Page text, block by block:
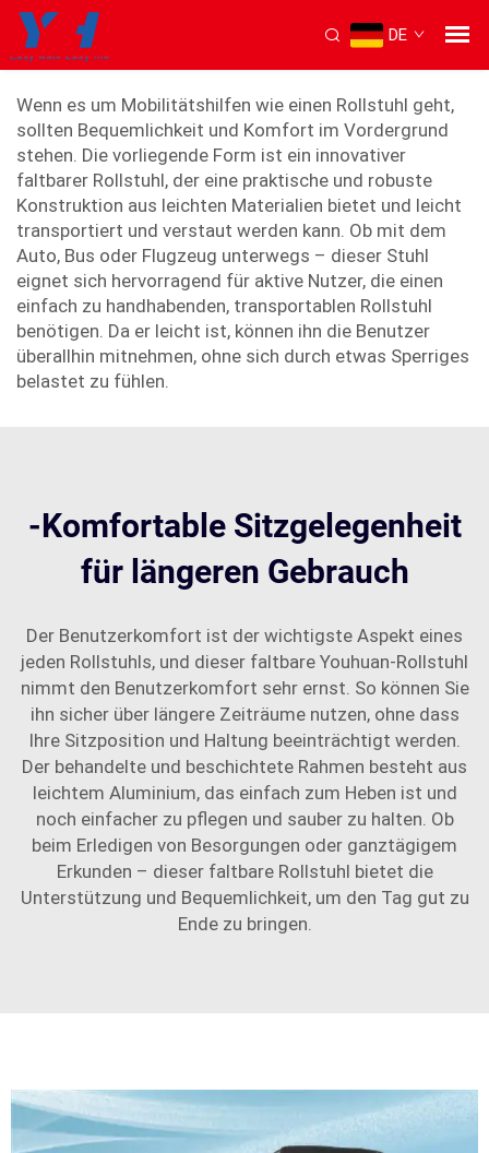
DE
klappbarer Rollstuhl
Wenn es um Mobilitätshilfen wie einen Rollstuhl geht,
sollten Bequemlichkeit und Komfort im Vordergrund
stehen. Die vorliegende Form ist ein innovativer
faltbarer Rollstuhl, der eine praktische und robuste
Konstruktion aus leichten Materialien bietet und leicht
transportiert und verstaut werden kann. Ob mit dem
Auto, Bus oder Flugzeug unterwegs – dieser Stuhl
eignet sich hervorragend für aktive Nutzer, die einen
einfach zu handhabenden, transportablen Rollstuhl
benötigen. Da er leicht ist, können ihn die Benutzer
überallhin mitnehmen, ohne sich durch etwas Sperriges
belastet zu fühlen.
-Komfortable Sitzgelegenheit
für längeren Gebrauch
Der Benutzerkomfort ist der wichtigste Aspekt eines
jeden Rollstuhls, und dieser faltbare Youhuan-Rollstuhl
nimmt den Benutzerkomfort sehr ernst. So können Sie
ihn sicher über längere Zeiträume nutzen, ohne dass
Ihre Sitzposition und Haltung beeinträchtigt werden.
Der behandelte und beschichtete Rahmen besteht aus
leichtem Aluminium, das einfach zum Heben ist und
noch einfacher zu pflegen und sauber zu halten. Ob
beim Erledigen von Besorgungen oder ganztägigem
Erkunden – dieser faltbare Rollstuhl bietet die
Unterstützung und Bequemlichkeit, um den Tag gut zu
Ende zu bringen.